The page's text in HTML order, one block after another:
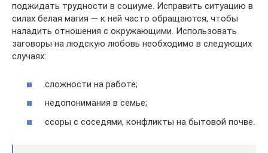
поджидать трудности в социуме. Исправить ситуацию в
силах белая магия — к ней часто обращаются, чтобы
наладить отношения с окружающими. Использовать
заговоры на людскую любовь необходимо в следующих
случаях:
сложности на работе;
недопонимания в семье;
ссоры с соседями, конфликты на бытовой почве.